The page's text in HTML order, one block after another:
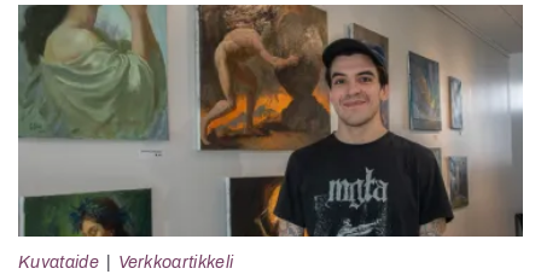
Kuvataide Verkkoartikkeli